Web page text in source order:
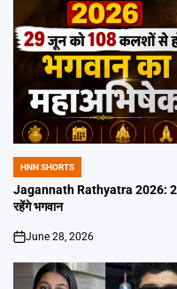
POSTED
IN
HNN SHORTS
Jagannath Rathyatra 2026: 29
रहेंगे भगवान
on
June 28, 2026